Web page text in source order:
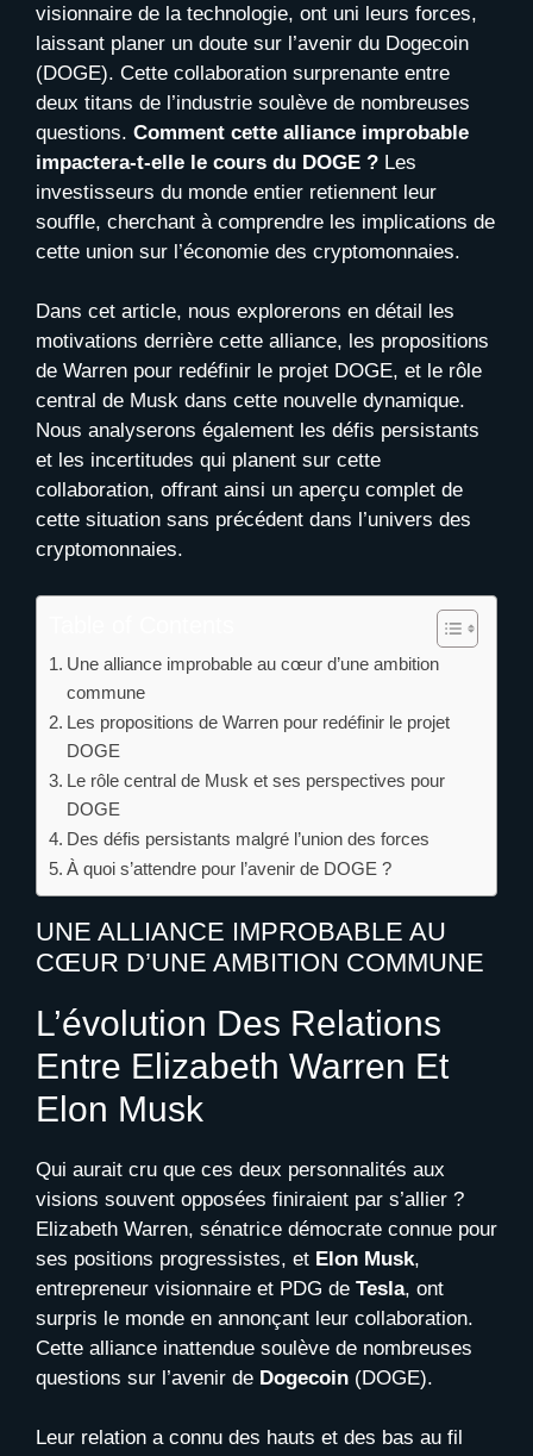
visionnaire de la technologie, ont uni leurs forces,
laissant planer un doute sur l’avenir du Dogecoin
(DOGE). Cette collaboration surprenante entre
deux titans de l’industrie soulève de nombreuses
questions. Comment cette alliance improbable
impactera-t-elle le cours du DOGE ? Les
investisseurs du monde entier retiennent leur
souffle, cherchant à comprendre les implications de
cette union sur l’économie des cryptomonnaies.
Dans cet article, nous explorerons en détail les
motivations derrière cette alliance, les propositions
de Warren pour redéfinir le projet DOGE, et le rôle
central de Musk dans cette nouvelle dynamique.
Nous analyserons également les défis persistants
et les incertitudes qui planent sur cette
collaboration, offrant ainsi un aperçu complet de
cette situation sans précédent dans l’univers des
cryptomonnaies.
Une alliance improbable au cœur d’une ambition
commune
Les propositions de Warren pour redéfinir le projet
DOGE
Le rôle central de Musk et ses perspectives pour
DOGE
Des défis persistants malgré l’union des forces
À quoi s’attendre pour l’avenir de DOGE ?
UNE ALLIANCE IMPROBABLE AU
CŒUR D’UNE AMBITION COMMUNE
L’évolution Des Relations
Entre Elizabeth Warren Et
Elon Musk
Qui aurait cru que ces deux personnalités aux
visions souvent opposées finiraient par s’allier ?
Elizabeth Warren, sénatrice démocrate connue pour
ses positions progressistes, et Elon Musk,
entrepreneur visionnaire et PDG de Tesla, ont
surpris le monde en annonçant leur collaboration.
Cette alliance inattendue soulève de nombreuses
questions sur l’avenir de Dogecoin (DOGE).
Leur relation a connu des hauts et des bas au fil